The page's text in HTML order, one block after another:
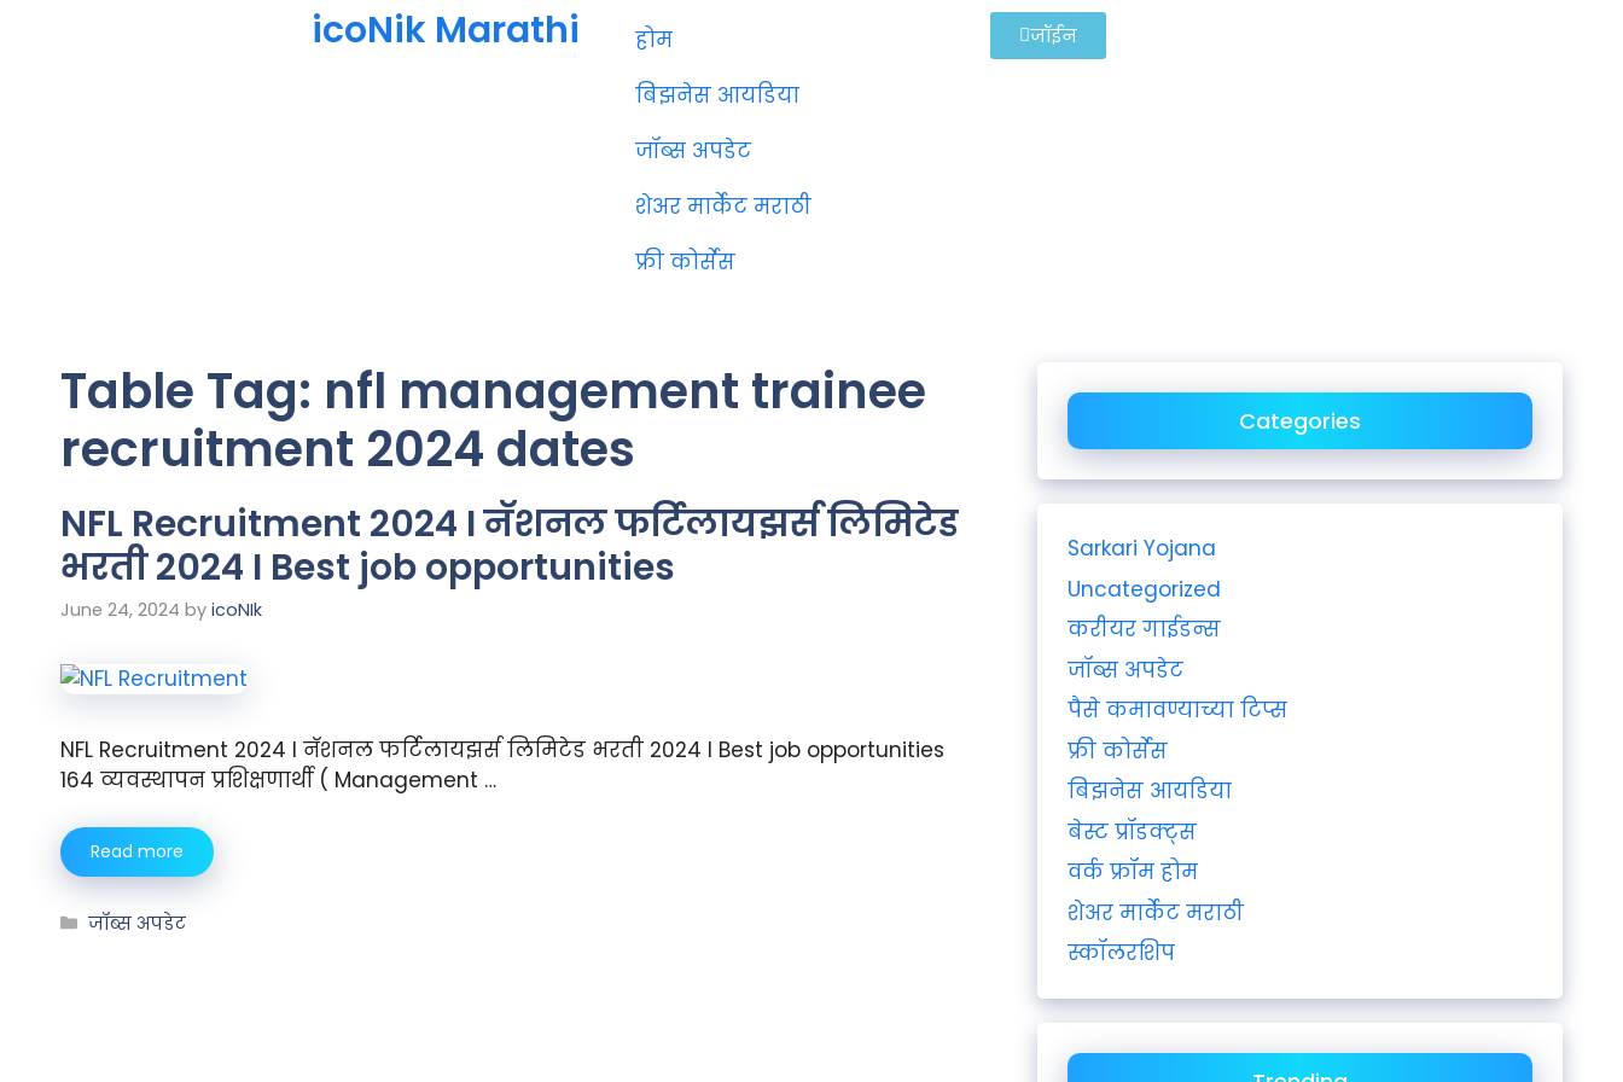
icoNik Marathi
होम
बिझनेस आयडिया
जॉब्स अपडेट
शेअर मार्केट मराठी
फ्री कोर्सेस
जॉईन
Table Tag: nfl management trainee
recruitment 2024 dates
NFL Recruitment 2024 I नॅशनल फर्टिलायझर्स लिमिटेड
भरती 2024 I Best job opportunities
June 24, 2024 by icoNIk
NFL Recruitment 2024 I नॅशनल फर्टिलायझर्स लिमिटेड भरती 2024 I Best job opportunities
164 व्यवस्थापन प्रशिक्षणार्थी ( Management …
Read more
जॉब्स अपडेट
Categories
Sarkari Yojana
Uncategorized
करीयर गाईडन्स
जॉब्स अपडेट
पैसे कमावण्याच्या टिप्स
फ्री कोर्सेस
बिझनेस आयडिया
बेस्ट प्रॉडक्ट्स
वर्क फ्रॉम होम
शेअर मार्केट मराठी
स्कॉलरशिप